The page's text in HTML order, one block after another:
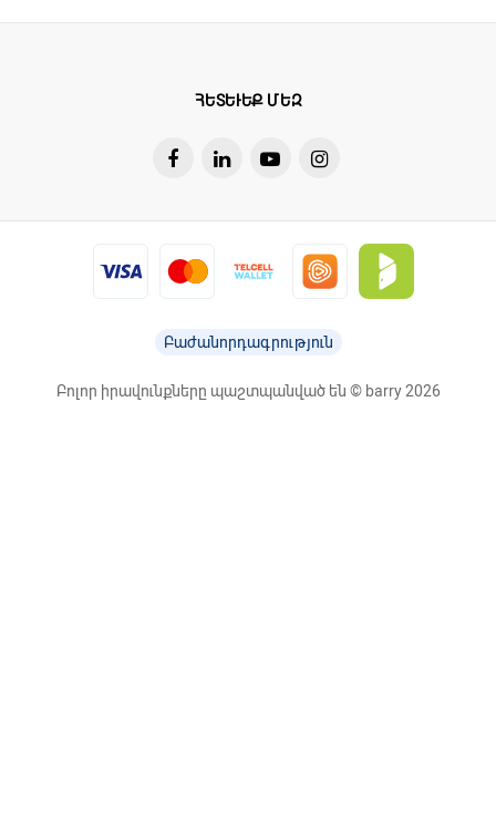
ՀԵՏԵՒԵՔ ՄԵԶ
Բաժանորդագրություն
Բոլոր իրավունքները պաշտպանված են © barry 2026